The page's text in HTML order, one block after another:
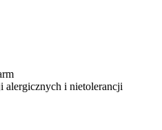
alergicznych i nietolerancji